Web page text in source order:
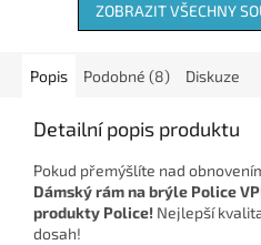
ZOBRAZIT VŠECHNY
Popis Podobné (8) Diskuze
Detailní popis produktu
Pokud přemýšlíte nad
Dámský rám na brýle Police
produkty Police! Nejlepší
dosah!